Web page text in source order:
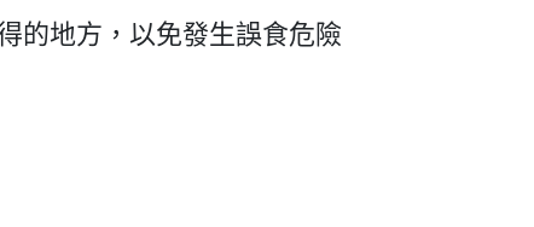
的地方，以免發生誤食危險